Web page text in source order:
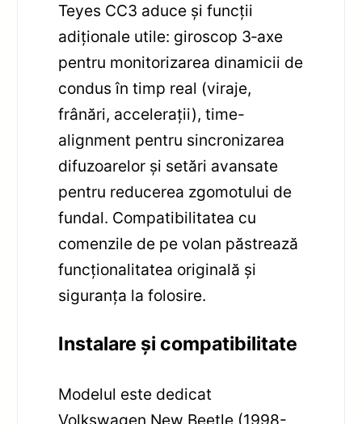
Teyes CC3 aduce și funcții
adiționale utile: giroscop 3‑axe
pentru monitorizarea dinamicii de
condus în timp real (viraje,
frânări, accelerații), time-
alignment pentru sincronizarea
difuzoarelor și setări avansate
pentru reducerea zgomotului de
fundal. Compatibilitatea cu
comenzile de pe volan păstrează
funcționalitatea originală și
siguranța la folosire.
Instalare și compatibilitate
Modelul este dedicat